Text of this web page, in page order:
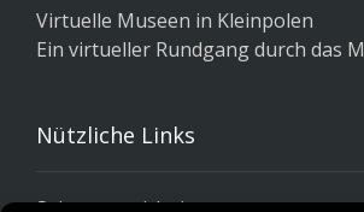
Virtuelle Museen in Kleinpolen
Ein virtueller Rundgang durch das
Nützliche Links